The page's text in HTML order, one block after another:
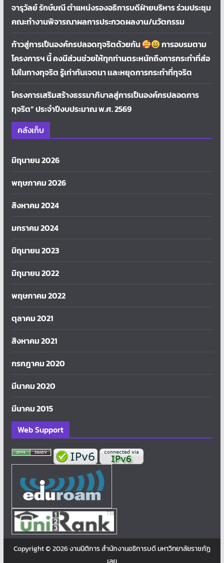
จารุวัลย์ รักษ์มณี ตำแหน่งรองอธิการบดีฝ่ายบริหาร ร่วมประชุม
คณะทำงานพิจารณาผลการประกวดผลงาน/นวัตกรรม
ก้าวสู่การเป็นองค์กรปลอดทุจริตด้วยกัน
การอบรมตาม
โครงการฯ นี้ คงมีส่วนช่วยให้ทุกท่านตระหนักถึงการกระทำที่ส่อ
ไปในทางทุจริต รู้เท่าทันเจตนา เเละหยุดการกระทำที่ทุจริต
โครงการเสริมสร้างธรรมาภิบาลสู่การเป็นองค์กรปลอดการ
ทุจริต” ประจำปีงบประมาณ พ.ศ. 2569
คลังเก็บ
มิถุนายน 2026
พฤษภาคม 2026
สิงหาคม 2024
มกราคม 2024
มิถุนายน 2023
มิถุนายน 2022
พฤษภาคม 2022
ตุลาคม 2021
สิงหาคม 2021
กรกฎาคม 2020
มีนาคม 2020
มีนาคม 2015
Web Support
Copyright © 2026งานนิติการ สำนักงานอธิการบดี มหาวิทยาลัยราชภัฏ